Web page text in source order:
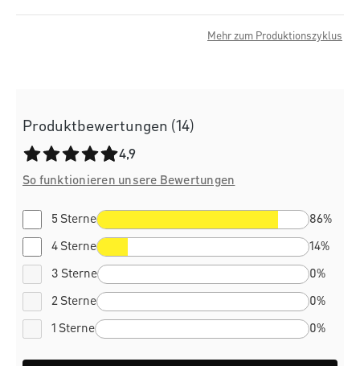
Mehr zum Produktionszyklus
Produktbewertungen (14)
Durchschnittliche Bewertung von 4.9 von 5 Sternen
4,9
So funktionieren unsere Bewertungen
5 Sterne 86%
4 Sterne 14%
3 Sterne 0%
2 Sterne 0%
1 Sterne 0%